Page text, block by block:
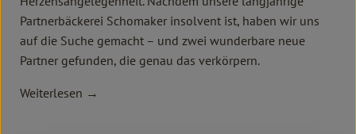
Partnerbäckerei Schomaker insolvent ist, haben wir uns
auf die Suche gemacht – und zwei wunderbare neue
Partner gefunden, die genau das verkörpern.
Weiterlesen →